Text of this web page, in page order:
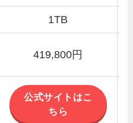
1TB
419,800円
公式サイトはこ
ちら